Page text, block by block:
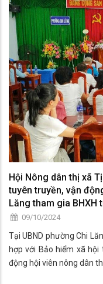
Hội Nông dân thị xã
tuyên truyền, vận
Lăng tham gia BHXH
09/10/2024
Tại UBND phường Chi
hợp với Bảo hiểm xã
động hội viên nông dân